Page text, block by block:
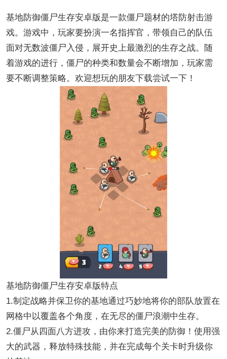
基地防御僵尸生存安卓版是一款僵尸题材的塔防射击游
戏。游戏中，玩家要扮演一名指挥官，带领自己的队伍
面对无数波僵尸入侵，展开史上最激烈的生存之战。随
着游戏的进行，僵尸的种类和数量会不断增加，玩家需
要不断调整策略。欢迎想玩的朋友下载尝试一下！
基地防御僵尸生存安卓版特点
1.制定战略并保卫你的基地通过巧妙地将你的部队放置在
网格中以覆盖各个角度，在无尽的僵尸浪潮中生存。
2.僵尸从四面八方进攻，由你来打造完美的防御！使用强
大的武器，释放特殊技能，并在完成每个关卡时升级你